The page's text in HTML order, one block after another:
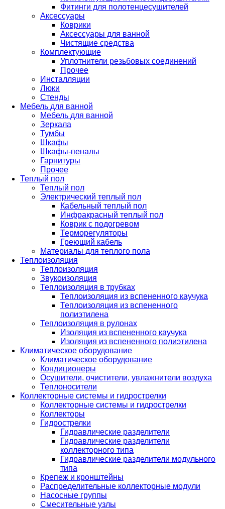
Фитинги для полотенцесушителей
Аксессуары
Коврики
Аксессуары для ванной
Чистящие средства
Комплектующие
Уплотнители резьбовых соединений
Прочее
Инсталляции
Люки
Стенды
Мебель для ванной
Мебель для ванной
Зеркала
Тумбы
Шкафы
Шкафы-пеналы
Гарнитуры
Прочее
Теплый пол
Теплый пол
Электрический теплый пол
Кабельный теплый пол
Инфракрасный теплый пол
Коврик с подогревом
Терморегуляторы
Греющий кабель
Материалы для теплого пола
Теплоизоляция
Теплоизоляция
Звукоизоляция
Теплоизоляция в трубках
Теплоизоляция из вспененного каучука
Теплоизоляция из вспененного
полиэтилена
Теплоизоляция в рулонах
Изоляция из вспененного каучука
Изоляция из вспененного полиэтилена
Климатическое оборудование
Климатическое оборудование
Кондиционеры
Осушители, очистители, увлажнители воздуха
Теплоносители
Коллекторные системы и гидрострелки
Коллекторные системы и гидрострелки
Коллекторы
Гидрострелки
Гидравлические разделители
Гидравлические разделители
коллекторного типа
Гидравлические разделители модульного
типа
Крепеж и кронштейны
Распределительные коллекторные модули
Насосные группы
Смесительные узлы